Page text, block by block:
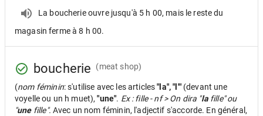
La boucherie ouvre jusqu'à 5 h 00, mais le reste du
magasin ferme à 8 h 00.
boucherie (meat shop)
(nom féminin: s'utilise avec les articles"la", "l'" (devant une
voyelle ou un h muet),"une". Ex : fille - nf > On dira "lafille" ou
"unefille". Avec un nom féminin, l'adjectif s'accorde. En général,